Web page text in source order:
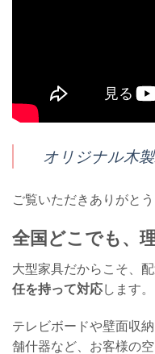
オリジナル木
ご覧いただきありがとう
全国どこでも、
大型家具だからこそ、配
任を持って対応します。
テレビボードや壁面収
舗什器など、お客様の